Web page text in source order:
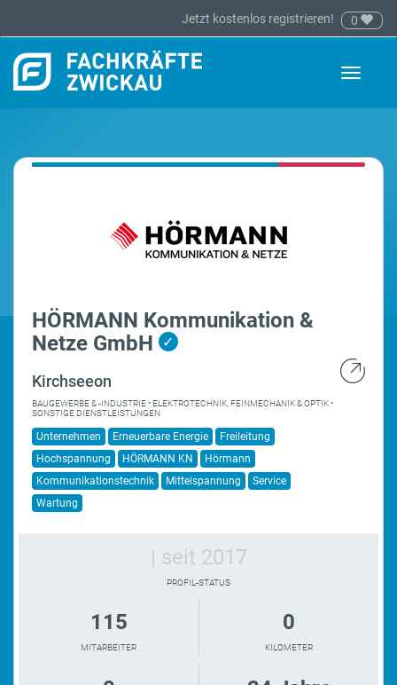
Jetzt kostenlos registrieren! 0
Toggle
HÖRMANN Kommunikation &
Netze GmbH
✓
Kirchseeon
BAUGEWERBE & -INDUSTRIE • ELEKTROTECHNIK, FEINMECHANIK & OPTIK •
SONSTIGE DIENSTLEISTUNGEN
Unternehmen Erneuerbare Energie
Freileitung
Hochspannung
HÖRMANN KN
Hörmann
Kommunikationstechnik
Mittelspannung
Service
Wartung
| seit 2017
PROFIL-STATUS
115
MITARBEITER
0
KILOMETER